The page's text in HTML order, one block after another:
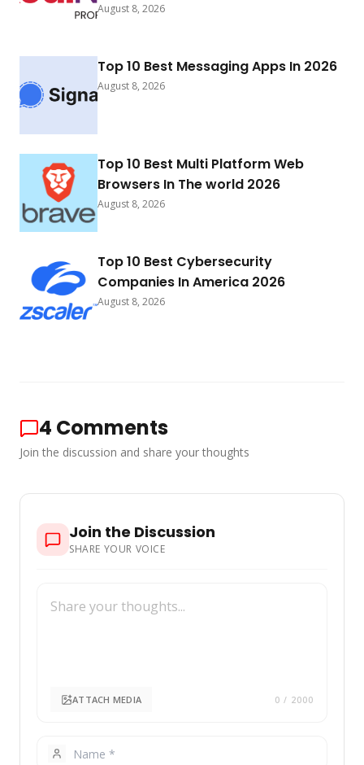
August 8, 2026
Top 10 Best Messaging Apps In 2026
August 8, 2026
Top 10 Best Multi Platform Web
Browsers In The world 2026
August 8, 2026
Top 10 Best Cybersecurity
Companies In America 2026
August 8, 2026
4 Comments
Join the discussion and share your thoughts
Join the Discussion
SHARE YOUR VOICE
ATTACH MEDIA 0 / 2000